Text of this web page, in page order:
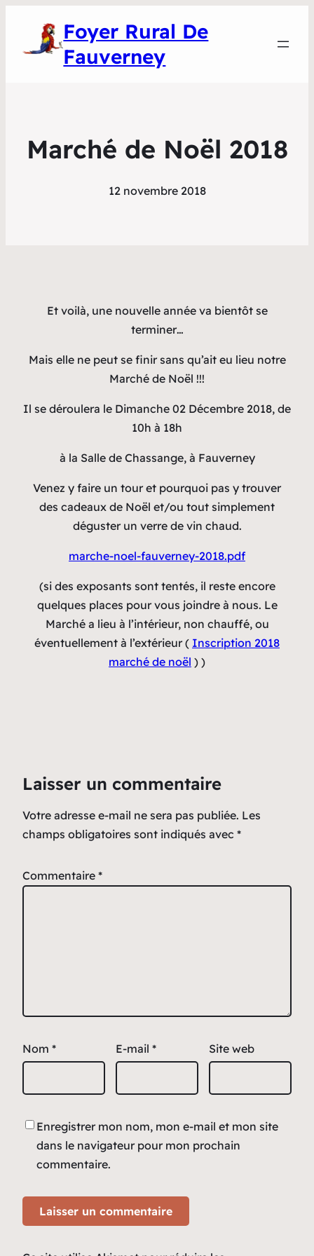
Foyer Rural De
Fauverney
Marché de Noël 2018
12 novembre 2018
Et voilà, une nouvelle année va bientôt se
terminer…
Mais elle ne peut se finir sans qu’ait eu lieu notre
Marché de Noël !!!
Il se déroulera le Dimanche 02 Décembre 2018, de
10h à 18h
à la Salle de Chassange, à Fauverney
Venez y faire un tour et pourquoi pas y trouver
des cadeaux de Noël et/ou tout simplement
déguster un verre de vin chaud.
marche-noel-fauverney-2018.pdf
(si des exposants sont tentés, il reste encore
quelques places pour vous joindre à nous. Le
Marché a lieu à l’intérieur, non chauffé, ou
éventuellement à l’extérieur ( Inscription 2018
marché de noël ) )
Laisser un commentaire
Votre adresse e-mail ne sera pas publiée. Les
champs obligatoires sont indiqués avec *
Commentaire *
Nom * E-mail * Site web
Enregistrer mon nom, mon e-mail et mon site
dans le navigateur pour mon prochain
commentaire.